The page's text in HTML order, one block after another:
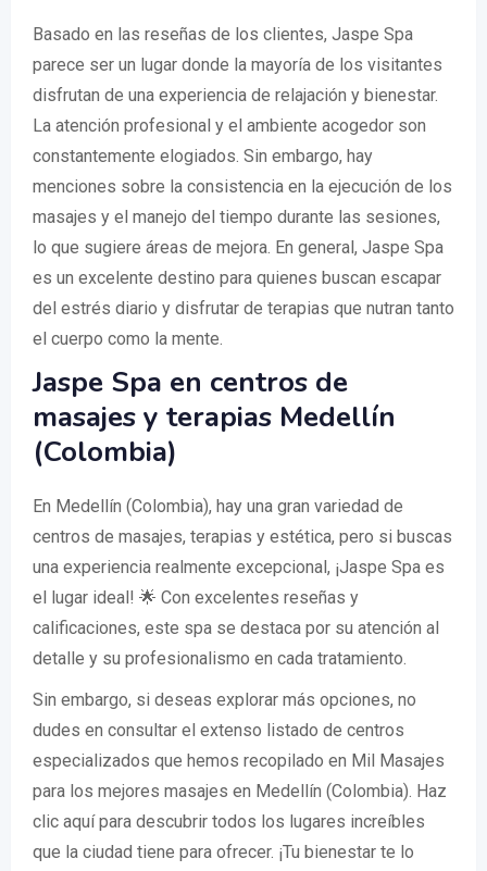
Basado en las reseñas de los clientes, Jaspe Spa
parece ser un lugar donde la mayoría de los visitantes
disfrutan de una experiencia de relajación y bienestar.
La atención profesional y el ambiente acogedor son
constantemente elogiados. Sin embargo, hay
menciones sobre la consistencia en la ejecución de los
masajes y el manejo del tiempo durante las sesiones,
lo que sugiere áreas de mejora. En general, Jaspe Spa
es un excelente destino para quienes buscan escapar
del estrés diario y disfrutar de terapias que nutran tanto
el cuerpo como la mente.
Jaspe Spa en centros de
masajes y terapias Medellín
(Colombia)
En Medellín (Colombia), hay una gran variedad de
centros de masajes, terapias y estética, pero si buscas
una experiencia realmente excepcional, ¡Jaspe Spa es
el lugar ideal! 🌟 Con excelentes reseñas y
calificaciones, este spa se destaca por su atención al
detalle y su profesionalismo en cada tratamiento.
Sin embargo, si deseas explorar más opciones, no
dudes en consultar el extenso listado de centros
especializados que hemos recopilado en Mil Masajes
para los mejores masajes en Medellín (Colombia). Haz
clic aquí para descubrir todos los lugares increíbles
que la ciudad tiene para ofrecer. ¡Tu bienestar te lo